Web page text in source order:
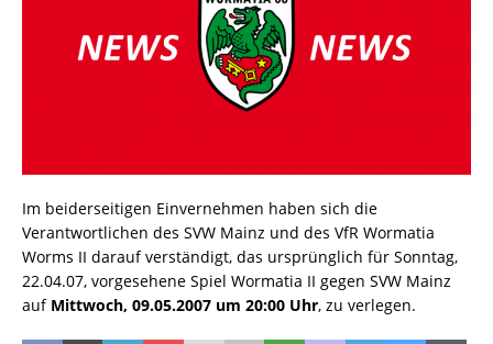
Im beiderseitigen Einvernehmen haben sich die
Verantwortlichen des SVW Mainz und des VfR Wormatia
Worms II darauf verständigt, das ursprünglich für Sonntag,
22.04.07, vorgesehene Spiel Wormatia II gegen SVW Mainz
auf Mittwoch, 09.05.2007 um 20:00 Uhr, zu verlegen.